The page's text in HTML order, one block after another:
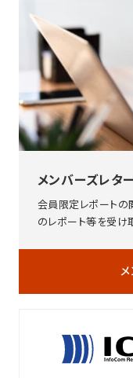
メンバーズレター
会員限定レポートの
のレポート等を受け